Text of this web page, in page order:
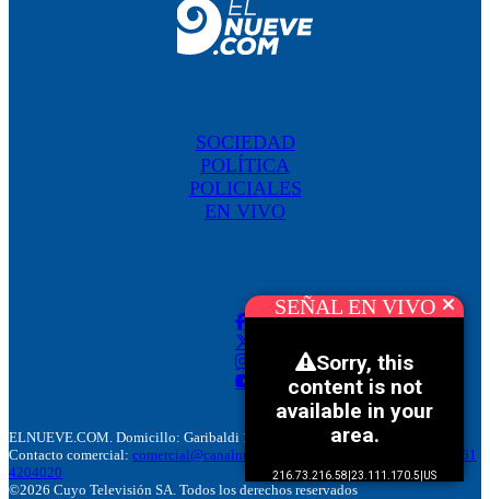
SEÑAL EN VIVO
SOCIEDAD
POLÍTICA
POLICIALES
EN VIVO
ELNUEVE.COM. Domicillo: Garibaldi 186. M5500 Mendoza, Argentina.
Contacto comercial: comercial@canalnuevemendoza.com.ar
+(54) 9 261
4204020
©2026 Cuyo Televisión SA. Todos los derechos reservados